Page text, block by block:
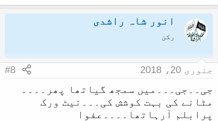
انور شاہ راشدی
رکن
جنوری 20، 2018 #8
جی۔۔جی۔۔۔میں سمجھ گیاتھا پھر۔۔۔۔
مٹانے کی بہت کوشش کی۔۔۔نیٹ ورک
پرابلم آرہاتھا۔۔۔۔عفوا